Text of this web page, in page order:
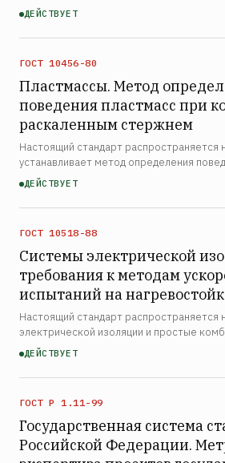
пылевоздушные смеси и слои горючей
осуществления правильного выбора и
электрооборудования для использ…
ДЕЙСТВУЕТ
ГОСТ 10456-80
Пластмассы. Метод
поведения пластмасс при
раскаленным стержнем
Настоящий стандарт распространяется
устанавливает метод определения
контакте с раскаленным стержнем.
распространяется на ячеистые
ДЕЙСТВУЕТ
ГОСТ 10518-88
Системы электрической
требования к методам
испытаний на
Настоящий стандарт распространяется
электрической изоляции и простые
устанавливает общие требования к
обработки результатов ускоренных
нагревостойкость…
ДЕЙСТВУЕТ
ГОСТ Р 1.11-99
Государственная система
Российской Федерации.